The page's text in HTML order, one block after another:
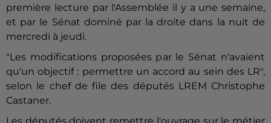
première lecture par l'Assemblée il y a une semaine,
et par le Sénat dominé par la droite dans la nuit de
mercredi à jeudi.
"Les modifications proposées par le Sénat n'avaient
qu'un objectif : permettre un accord au sein des LR",
selon le chef de file des députés LREM Christophe
Castaner.